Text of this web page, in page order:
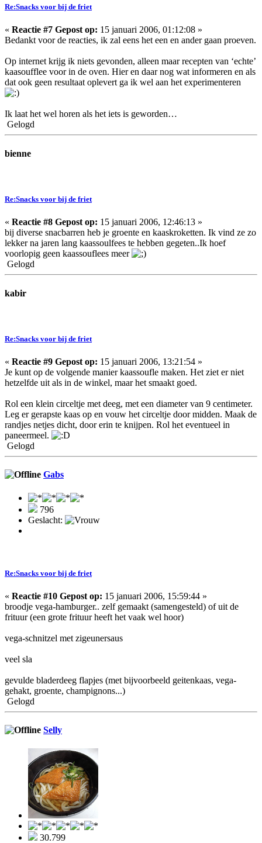
Re:Snacks voor bij de friet
« Reactie #7 Gepost op: 15 januari 2006, 01:12:08 »
Bedankt voor de reacties, ik zal eens het een en ander gaan proeven.
Op internet krijg ik niets gevonden, alleen maar recepten van ‘echte’
kaasoufflee voor in de oven. Hier en daar nog wat informeren en als
dat ook geen resultaat oplevert ga ik wel aan het experimenteren
Ik laat het wel horen als het iets is geworden…
Gelogd
bienne
Re:Snacks voor bij de friet
« Reactie #8 Gepost op: 15 januari 2006, 12:46:13 »
bij diverse snacbarren heb je groente en kaaskroketten. Ik vind ze zo
lekker na jaren lang kaassoulfees te hebben gegeten..Ik hoef
voorlopig geen kaassouflees meer
Gelogd
kabir
Re:Snacks voor bij de friet
« Reactie #9 Gepost op: 15 januari 2006, 13:21:54 »
Je kunt op de volgende manier kaassoufle maken. Het ziet er niet
hetzelfde uit als in de winkel, maar het smaakt goed.
Rol een klein circeltje met deeg, met een diameter van 9 centimeter.
Leg er gerapste kaas op en vouw het circeltje door midden. Maak de
randjes netjes dicht, door erin te knijpen. Rol het eventueel in
paneermeel.
Gelogd
Gabs
796
Geslacht:
Re:Snacks voor bij de friet
« Reactie #10 Gepost op: 15 januari 2006, 15:59:44 »
broodje vega-hamburger.. zelf gemaakt (samengesteld) of uit de
frituur (een grote frituur heeft het vaak wel hoor)
vega-schnitzel met zigeunersaus
veel sla
gevulde bladerdeeg flapjes (met bijvoorbeeld geitenkaas, vega-
gehakt, groente, champignons...)
Gelogd
Selly
30.799